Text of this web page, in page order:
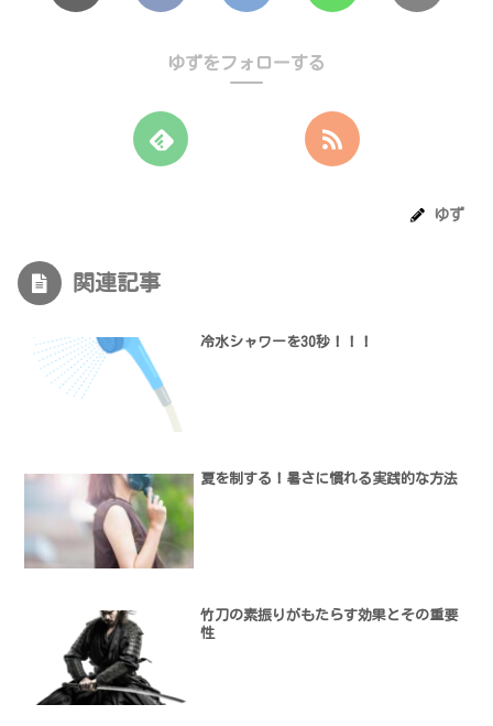
ゆずをフォローする
ゆず
関連記事
冷水シャワーを30秒！！！
夏を制する！暑さに慣れる実践的な方法
竹刀の素振りがもたらす効果とその重要
性